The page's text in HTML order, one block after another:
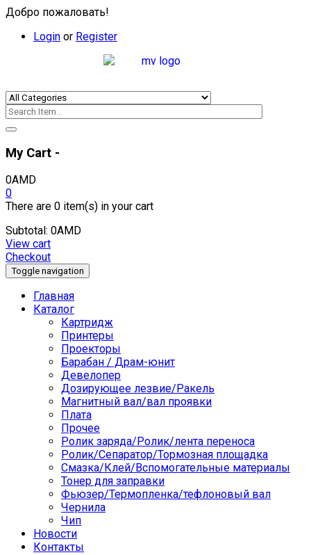
Добро пожаловать!
Login or Register
My Cart -
0AMD
0
There are 0 item(s) in your cart
Subtotal: 0AMD
View cart
Checkout
Toggle navigation
Главная
Каталог
Картридж
Принтеры
Проекторы
Барабан / Драм-юнит
Девелопер
Дозирующее лезвие/Ракель
Магнитный вал/вал проявки
Плата
Прочее
Ролик заряда/Ролик/лента переноса
Ролик/Сепаратор/Тормозная площадка
Смазка/Клей/Вспомогательные материалы
Тонер для заправки
Фьюзер/Термопленка/тефлоновый вал
Чернила
Чип
Новости
Контакты